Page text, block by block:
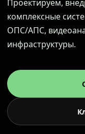
Проектируем,
комплексные
ОПС/АПС,
инфраструктуры.